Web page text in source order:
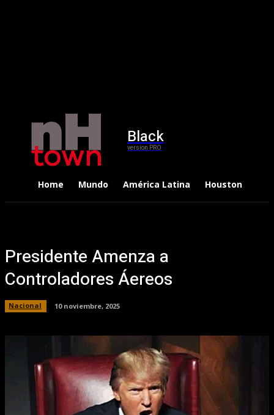
Black
version PRO
Home Mundo América Latina Houston
Presidente Amenza a
Controladores Áereos
Nacional 10 noviembre, 2025